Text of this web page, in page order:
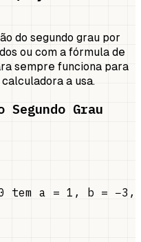
do segundo grau por
ou com a fórmula de
sempre funciona para
a usa.
Grau
tem a = 1, b = −3,